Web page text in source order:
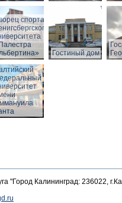
спорта
Гостиный дом
"Город Калининград: 236022,